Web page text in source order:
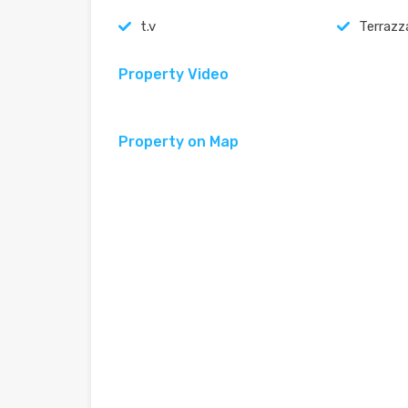
t.v
Property Video
Property on Map